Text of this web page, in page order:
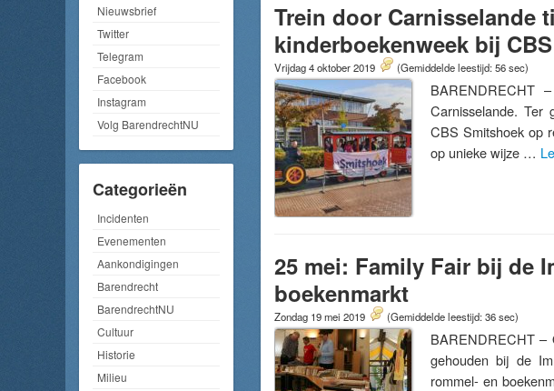
Nieuwsbrief
Twitter
Telegram
Facebook
Instagram
Volg BarendrechtNU
Categorieën
Incidenten
Evenementen
Aankondigingen
Barendrecht
BarendrechtNU
Cultuur
Historie
Milieu
Trein door Carnisselande
kinderboekenweek bij
Vrijdag 4 oktober 2019 (Gemiddelde leestijd: 56 sec)
BARENDRECHT
Carnisselande. Ter
CBS Smitshoek op
op unieke wijze …
25 mei: Family Fair bij de
boekenmarkt
Zondag 19 mei 2019 (Gemiddelde leestijd: 36 sec)
BARENDRECHT –
gehouden bij de
rommel- en